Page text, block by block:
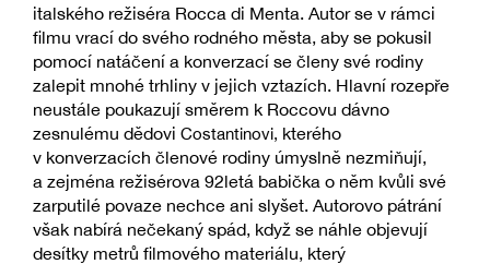
italského režiséra Rocca di Menta. Autor se v rámci
filmu vrací do svého rodného města, aby se pokusil
pomocí natáčení a konverzací se členy své rodiny
zalepit mnohé trhliny v jejich vztazích. Hlavní rozepře
neustále poukazují směrem k Roccovu dávno
zesnulému dědovi Costantinovi, kterého
v konverzacích členové rodiny úmyslně nezmiňují,
a zejména režisérova 92letá babička o něm kvůli své
zarputilé povaze nechce ani slyšet. Autorovo pátrání
však nabírá nečekaný spád, když se náhle objevují
desítky metrů filmového materiálu, který